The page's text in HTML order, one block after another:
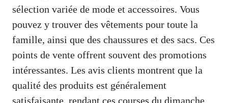
sélection variée de mode et accessoires. Vous
pouvez y trouver des vêtements pour toute la
famille, ainsi que des chaussures et des sacs. Ces
points de vente offrent souvent des promotions
intéressantes. Les avis clients montrent que la
qualité des produits est généralement
satisfaisante, rendant ces courses du dimanche